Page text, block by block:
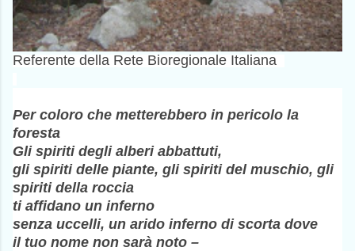
Referente della Rete Bioregionale Italiana
Per coloro che metterebbero in pericolo la
foresta
Gli spiriti degli alberi abbattuti,
gli spiriti delle piante, gli spiriti del muschio, gli
spiriti della roccia
ti affidano un inferno
senza uccelli, un arido inferno di scorta dove
il tuo nome non sarà noto –